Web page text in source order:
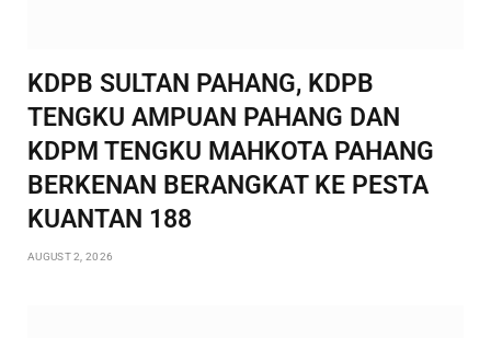
KDPB SULTAN PAHANG, KDPB
TENGKU AMPUAN PAHANG DAN
KDPM TENGKU MAHKOTA PAHANG
BERKENAN BERANGKAT KE PESTA
KUANTAN 188
AUGUST 2, 2026